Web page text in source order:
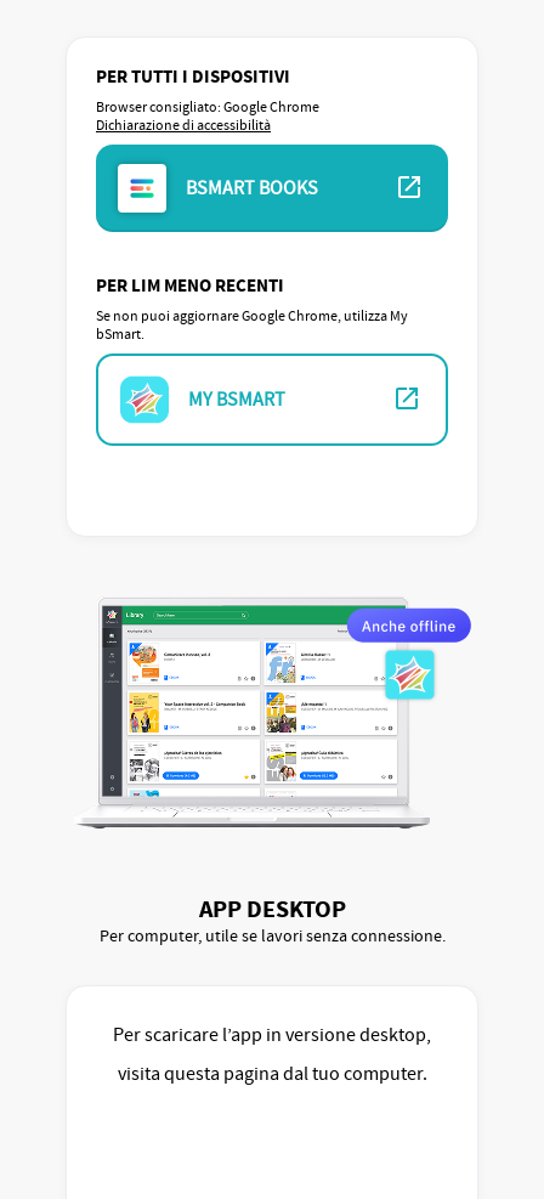
PER TUTTI I DISPOSITIVI
Browser consigliato: Google Chrome
Dichiarazione di accessibilità(si apre in un’altra scheda)
BSMART BOOKS
(si apre in un’altra scheda)
PER LIM MENO RECENTI
Se non puoi aggiornare Google Chrome, utilizza My
bSmart.
MY BSMART
(si apre in un’altra scheda)
APP DESKTOP
Per computer, utile se lavori senza connessione.
Per scaricare l’app in versione desktop,
visita questa pagina dal tuo computer.